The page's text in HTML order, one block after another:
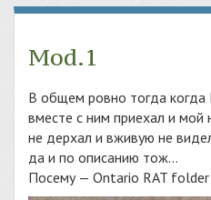
Mod.1
В общем ровно тогда
вместе с ним приехал и мой
не дерхал и вживую не
да и по описанию тож…
Посему — Ontario RAT